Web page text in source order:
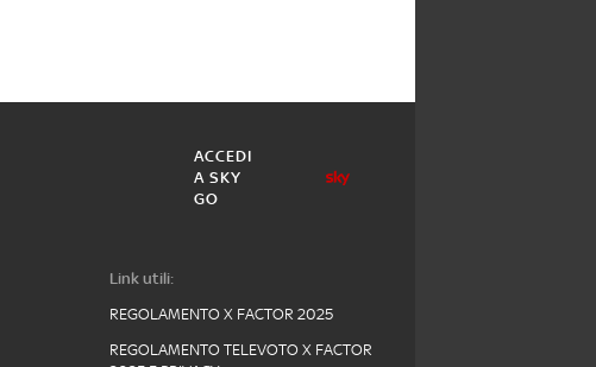
ACCEDI
A SKY
GO
Link utili:
REGOLAMENTO X FACTOR 2025
REGOLAMENTO TELEVOTO X FACTOR